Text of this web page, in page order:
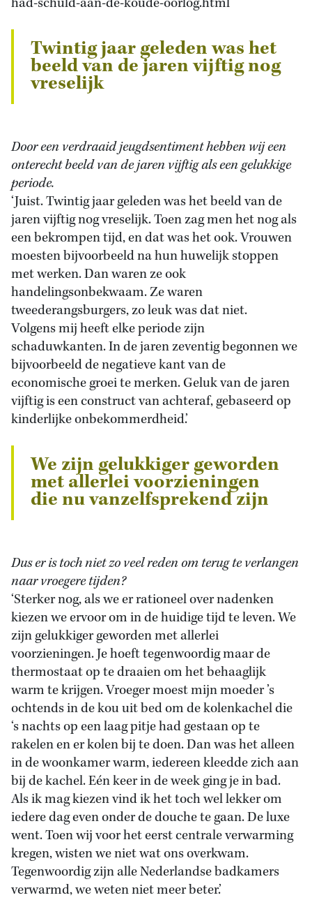
Twintig jaar geleden was het
beeld van de jaren vijftig nog
vreselijk
Door een verdraaid jeugdsentiment hebben wij een
onterecht beeld van de jaren vijftig als een gelukkige
periode.
‘Juist. Twintig jaar geleden was het beeld van de
jaren vijftig nog vreselijk. Toen zag men het nog als
een bekrompen tijd, en dat was het ook. Vrouwen
moesten bijvoorbeeld na hun huwelijk stoppen
met werken. Dan waren ze ook
handelingsonbekwaam. Ze waren
tweederangsburgers, zo leuk was dat niet.
Volgens mij heeft elke periode zijn
schaduwkanten. In de jaren zeventig begonnen we
bijvoorbeeld de negatieve kant van de
economische groei te merken. Geluk van de jaren
vijftig is een construct van achteraf, gebaseerd op
kinderlijke onbekommerdheid.’
We zijn gelukkiger geworden
met allerlei voorzieningen
die nu vanzelfsprekend zijn
Dus er is toch niet zo veel reden om terug te verlangen
naar vroegere tijden?
‘Sterker nog, als we er rationeel over nadenken
kiezen we ervoor om in de huidige tijd te leven. We
zijn gelukkiger geworden met allerlei
voorzieningen. Je hoeft tegenwoordig maar de
thermostaat op te draaien om het behaaglijk
warm te krijgen. Vroeger moest mijn moeder ’s
ochtends in de kou uit bed om de kolenkachel die
‘s nachts op een laag pitje had gestaan op te
rakelen en er kolen bij te doen. Dan was het alleen
in de woonkamer warm, iedereen kleedde zich aan
bij de kachel. Eén keer in de week ging je in bad.
Als ik mag kiezen vind ik het toch wel lekker om
iedere dag even onder de douche te gaan. De luxe
went. Toen wij voor het eerst centrale verwarming
kregen, wisten we niet wat ons overkwam.
Tegenwoordig zijn alle Nederlandse badkamers
verwarmd, we weten niet meer beter.’